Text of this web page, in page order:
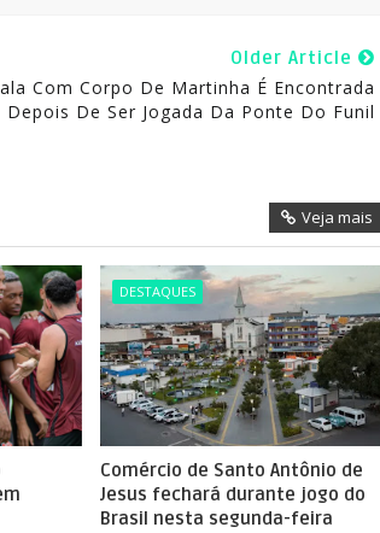
Older Article
Com Corpo De Martinha É Encontrada
Depois De Ser Jogada Da Ponte Do Funil
Veja mais
DESTAQUES
Comércio de Santo Antônio de
Jesus fechará durante jogo do
Brasil nesta segunda-feira